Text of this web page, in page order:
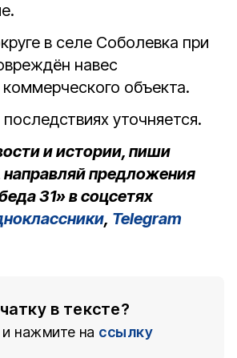
в селе Соболевка при
навес
объекта.
уточняется.
и истории, пиши
предложения
31» в соцсетях
, Telegram
в тексте?
нажмите на ссылку